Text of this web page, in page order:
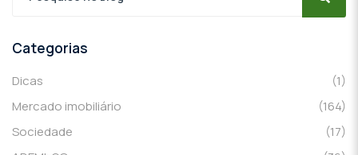
Categorias
Dicas
(1)
Mercado imobiliário
(164)
Sociedade
(17)